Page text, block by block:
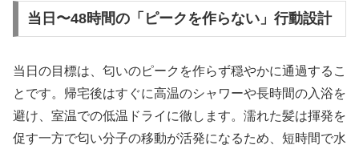
当日〜48時間の「ピークを作らない」行動設計
当日の目標は、匂いのピークを作らず穏やかに通過するこ
とです。帰宅後はすぐに高温のシャワーや長時間の入浴を
避け、室温での低温ドライに徹します。濡れた髪は揮発を
促す一方で匂い分子の移動が活発になるため、短時間で水